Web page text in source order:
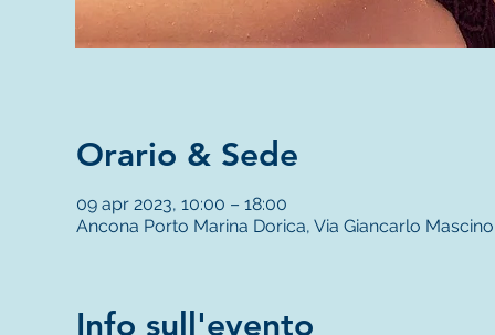
Orario & Sede
09 apr 2023, 10:00 – 18:00
Ancona Porto Marina Dorica, Via Giancarlo
Info sull'evento